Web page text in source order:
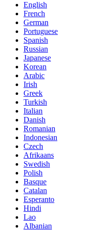
English
French
German
Portuguese
Spanish
Russian
Japanese
Korean
Arabic
Irish
Greek
Turkish
Italian
Danish
Romanian
Indonesian
Czech
Afrikaans
Swedish
Polish
Basque
Catalan
Esperanto
Hindi
Lao
Albanian